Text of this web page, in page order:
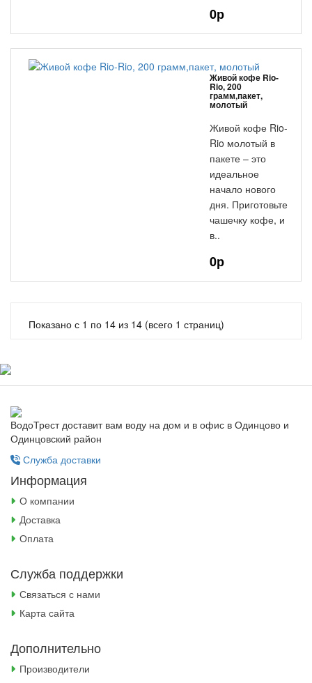
0р
Живой кофе Rio-
Rio, 200
грамм,пакет,
молотый
Живой кофе Rio-
Rio молотый в
пакете – это
идеальное
начало нового
дня. Приготовьте
чашечку кофе, и
в..
0р
Показано с 1 по 14 из 14 (всего 1 страниц)
ВодоТрест доставит вам воду на дом и в офис в Одинцово и
Одинцовский район
Служба доставки
Информация
О компании
Доставка
Оплата
Служба поддержки
Связаться с нами
Карта сайта
Дополнительно
Производители